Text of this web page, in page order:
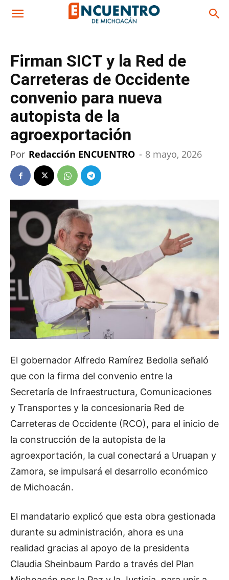
Firman SICT y la Red de
Carreteras de Occidente
convenio para nueva
autopista de la
agroexportación
Por Redacción ENCUENTRO - 8 mayo, 2026
El gobernador Alfredo Ramírez Bedolla señaló
que con la firma del convenio entre la
Secretaría de Infraestructura, Comunicaciones
y Transportes y la concesionaria Red de
Carreteras de Occidente (RCO), para el inicio de
la construcción de la autopista de la
agroexportación, la cual conectará a Uruapan y
Zamora, se impulsará el desarrollo económico
de Michoacán.
El mandatario explicó que esta obra gestionada
durante su administración, ahora es una
realidad gracias al apoyo de la presidenta
Claudia Sheinbaum Pardo a través del Plan